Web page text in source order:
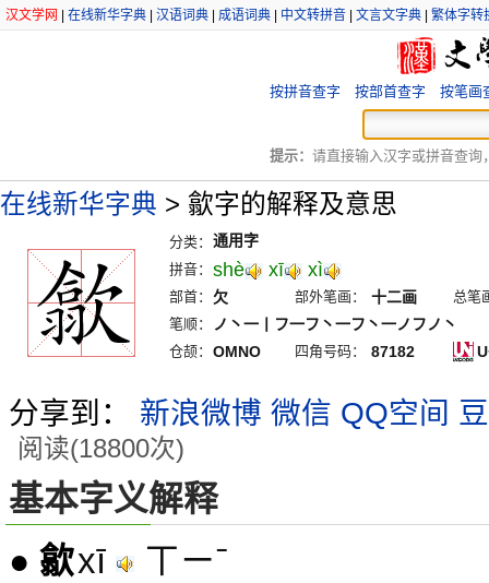
汉文学网 在线新华字典 汉语词典 成语词典 中文转拼音 文言文字典 繁体字转
按拼音查字 按部首查字 按笔画
提示： 请直接输入汉字或拼音查询
在线新华字典 > 歙字的解释及意思
分类： 通用字
拼音： shè xī xì
部首： 欠 部外笔画： 十二画
总笔
笔顺：
ノ丶一丨フ一フ丶一フ丶一ノフノ丶
仓颉： OMNO 四角号码： 87182
分享到： 新浪微博 微信 QQ空间
阅读(18800次)
基本字义解释
● 歙xī ㄒㄧˉ